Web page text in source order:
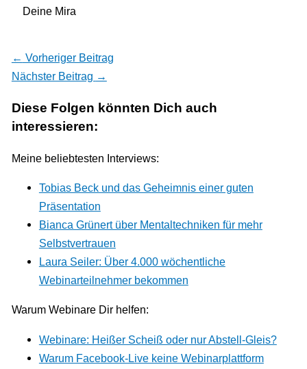
Deine Mira
← Vorheriger Beitrag
Nächster Beitrag →
Diese Folgen könnten Dich auch
interessieren:
Meine beliebtesten Interviews:
Tobias Beck und das Geheimnis einer guten
Präsentation
Bianca Grünert über Mentaltechniken für mehr
Selbstvertrauen
Laura Seiler: Über 4.000 wöchentliche
Webinarteilnehmer bekommen
Warum Webinare Dir helfen:
Webinare: Heißer Scheiß oder nur Abstell-Gleis?
Warum Facebook-Live keine Webinarplattform